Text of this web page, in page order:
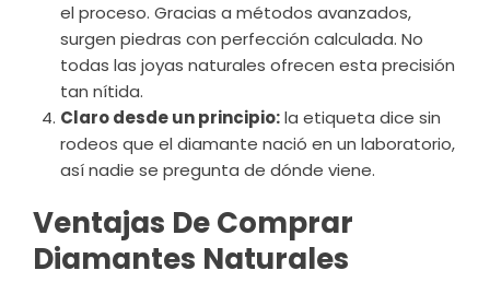
el proceso. Gracias a métodos avanzados,
surgen piedras con perfección calculada. No
todas las joyas naturales ofrecen esta precisión
tan nítida.
Claro desde un principio:la etiqueta dice sin
rodeos que el diamante nació en un laboratorio,
así nadie se pregunta de dónde viene.
Ventajas De Comprar
Diamantes Naturales